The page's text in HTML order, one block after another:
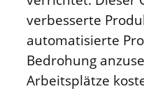
verbesserte
automatisierte
Bedrohung
Arbeitsplätze